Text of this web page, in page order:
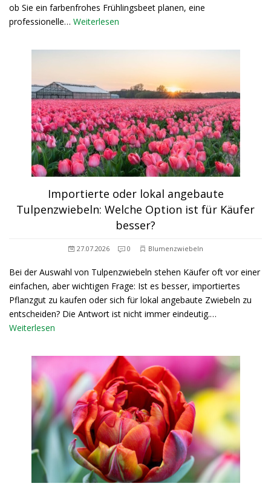
ob Sie ein farbenfrohes Frühlingsbeet planen, eine
professionelle… Weiterlesen
Importierte oder lokal angebaute
Tulpenzwiebeln: Welche Option ist für Käufer
besser?
27.07.2026 0 Blumenzwiebeln
Bei der Auswahl von Tulpenzwiebeln stehen Käufer oft vor einer
einfachen, aber wichtigen Frage: Ist es besser, importiertes
Pflanzgut zu kaufen oder sich für lokal angebaute Zwiebeln zu
entscheiden? Die Antwort ist nicht immer eindeutig.…
Weiterlesen